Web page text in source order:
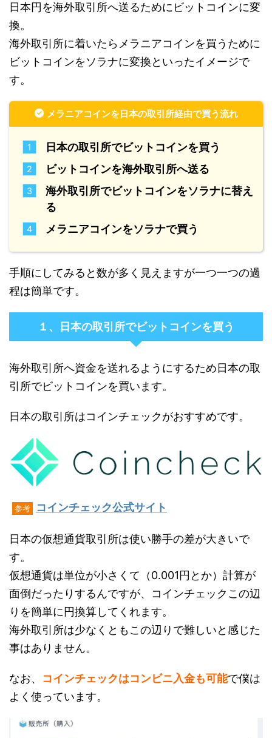
日本円を海外取引所へ送るためにビットコインに変
換。
海外取引所に着いたらメラニアコインを買うために
ビットコインをソラナに変換といったイメージで
す。
メラニアコインを日本の取引所経由で買う流れ
日本の取引所でビットコインを買う
ビットコインを海外取引所へ送る
海外取引所でビットコインをソラナに替え
る
メラニアコインをソラナで買う
手順にしてみると数が多く見えますが一つ一つの過
程は簡単です。
１、日本の取引所でビットコインを買う
海外取引所へ資金を送れるようにするため日本の取
引所でビットコインを買います。
日本の取引所はコインチェックがおすすめです。
参考 コインチェック公式サイト
日本の仮想通貨取引所は使い勝手の差が大きいで
す。
仮想通貨は単位が小さくて（0.001円とか）計算が
面倒だったりするんですが、コインチェックこの辺
りを簡単に円換算してくれます。
海外取引所は少なくともこの辺りで難しいと感じた
事はありません。
なお、 コインチェックはコンビニ入金も可能で僕は
よく使っています。